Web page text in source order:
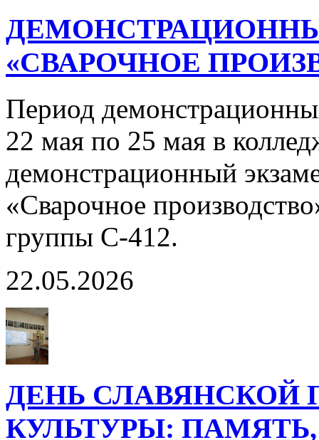
«СВАРОЧНОЕ
Период
22 мая по 25 мая в
демонстрационный
«Сварочное
группы С-412.
22.05.2026
ДЕНЬ СЛАВЯНСКОЙ
КУЛЬТУРЫ: